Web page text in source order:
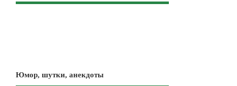
Юмор, шутки, анекдоты